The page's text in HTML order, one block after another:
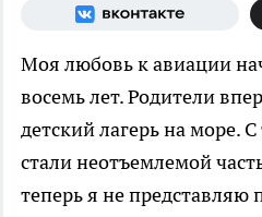
Моя любовь к авиации
восемь лет. Родители
детский лагерь на море.
стали неотъемлемой
теперь я не представляю